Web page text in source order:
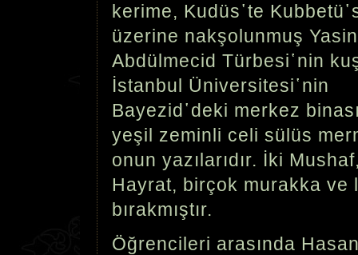
kerime, Kudüs῾te
üzerine nakşolunmuş
Abdülmecid Türbesi῾nin
İstanbul Üniversitesi῾nin
Bayezid῾deki merkez
yeşil zeminli celi sülüs
onun yazılarıdır. İki
Hayrat, birçok murakka ve
bırakmıştır.
Öğrencileri arasında